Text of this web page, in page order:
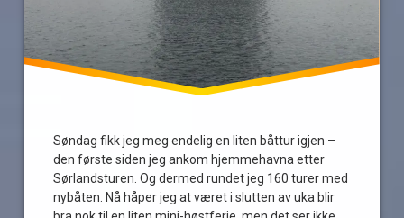
Søndag fikk jeg meg endelig en liten båttur igjen –
den første siden jeg ankom hjemmehavna etter
Sørlandsturen. Og dermed rundet jeg 160 turer med
nybåten. Nå håper jeg at været i slutten av uka blir